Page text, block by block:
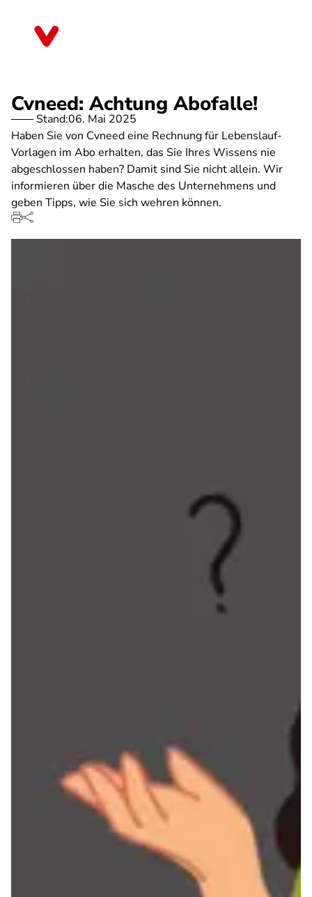
Cvneed: Achtung Abofalle!
Stand:06. Mai 2025
Haben Sie von Cvneed eine Rechnung für Lebenslauf-
Vorlagen im Abo erhalten, das Sie Ihres Wissens nie
abgeschlossen haben? Damit sind Sie nicht allein. Wir
informieren über die Masche des Unternehmens und
geben Tipps, wie Sie sich wehren können.